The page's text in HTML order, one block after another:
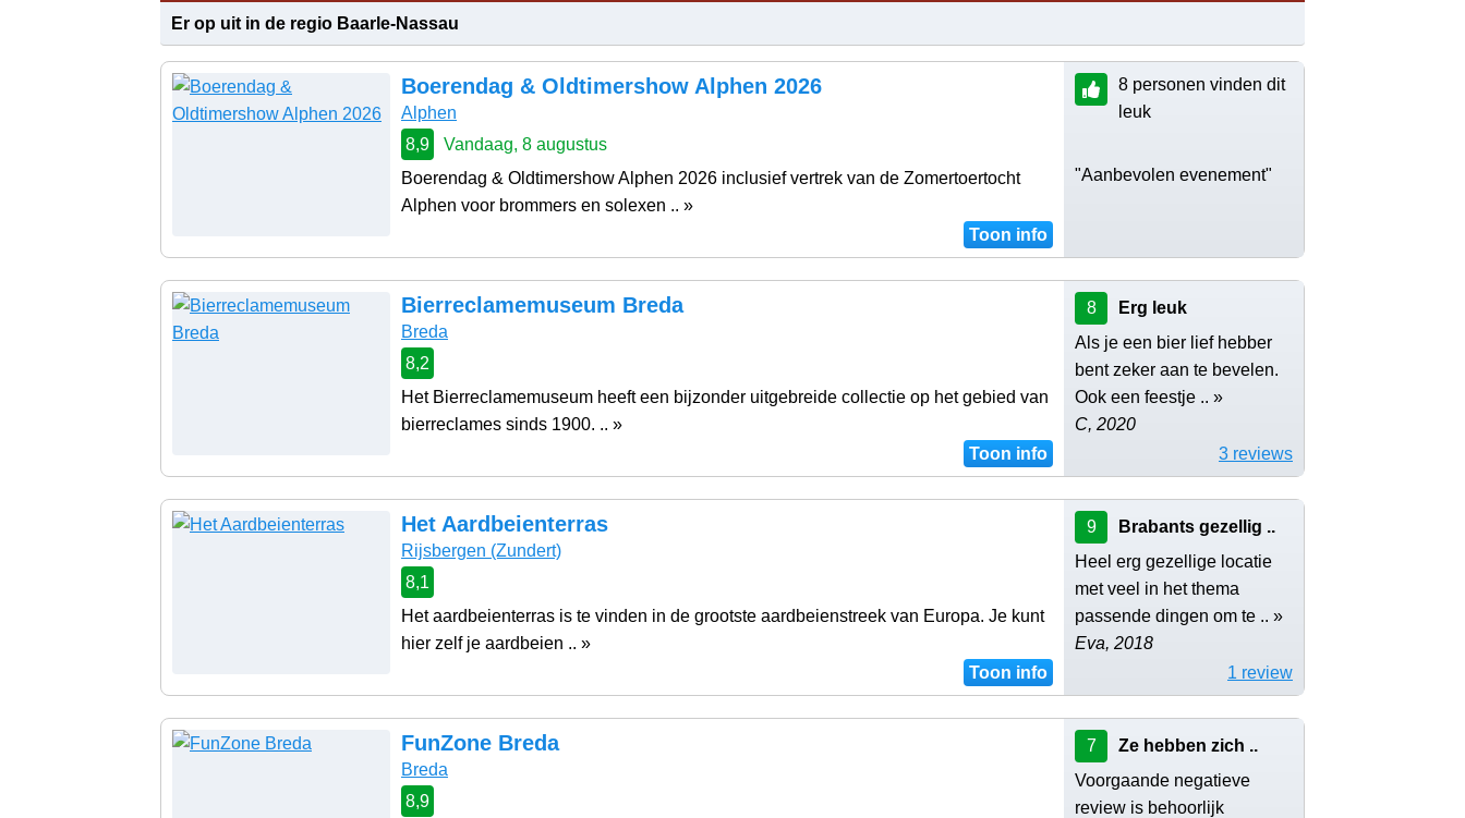
Er op uit in de regio Baarle-Nassau
Boerendag & Oldtimershow Alphen 2026
Alphen
8,9
Vandaag, 8 augustus
Boerendag & Oldtimershow Alphen 2026 inclusief vertrek van de Zomertoertocht
Alphen voor brommers en solexen .. »
Toon info
8 personen vinden dit
leuk
"Aanbevolen evenement"
Bierreclamemuseum Breda
Breda
8,2
Het Bierreclamemuseum heeft een bijzonder uitgebreide collectie op het gebied van
bierreclames sinds 1900. .. »
Toon info
8
Erg leuk
Als je een bier lief hebber
bent zeker aan te bevelen.
Ook een feestje .. »
C, 2020
3 reviews
Het Aardbeienterras
Rijsbergen (Zundert)
8,1
Het aardbeienterras is te vinden in de grootste aardbeienstreek van Europa. Je kunt
hier zelf je aardbeien .. »
Toon info
9
Brabants gezellig ..
Heel erg gezellige locatie
met veel in het thema
passende dingen om te .. »
Eva, 2018
1 review
FunZone Breda
Breda
8,9
7
Ze hebben zich ..
Voorgaande negatieve
review is behoorlijk